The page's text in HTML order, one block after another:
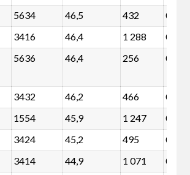
5634 46,5 432 0,1
3416 46,4 1 288 0,2
5636 46,4 256 0,0
3432 46,2 466 0,1
1554 45,9 1 247 0,2
3424 45,2 495 0,1
3414 44,9 1 071 0,2